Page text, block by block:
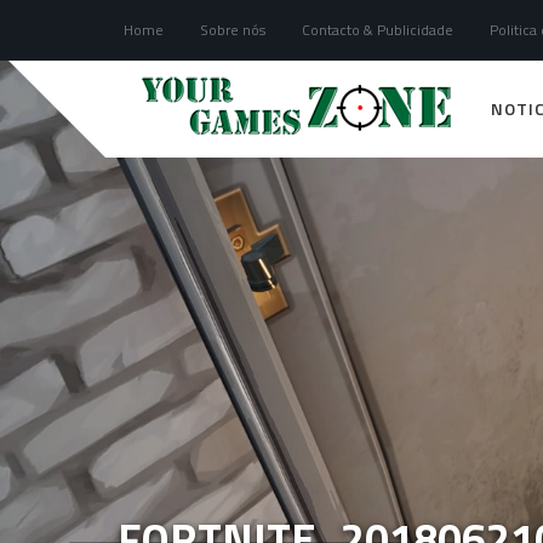
Home Sobre nós Contacto & Publicidade Politica